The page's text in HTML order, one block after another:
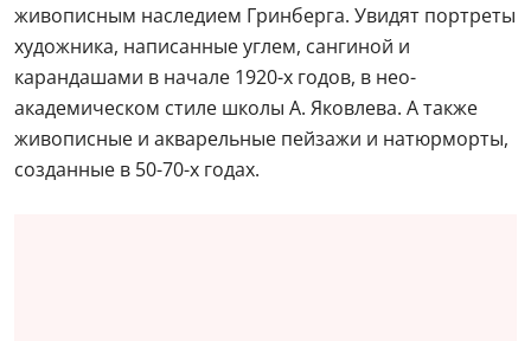
живописным наследием Гринберга. Увидят портреты
художника, написанные углем, сангиной и
карандашами в начале 1920-х годов, в нео-
академическом стиле школы А. Яковлева. А также
живописные и акварельные пейзажи и натюрморты,
созданные в 50-70-х годах.